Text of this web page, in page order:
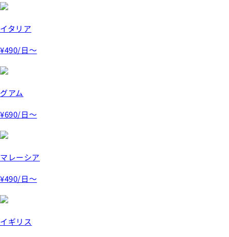
イタリア
¥490/日～
グアム
¥690/日～
マレーシア
¥490/日～
イギリス